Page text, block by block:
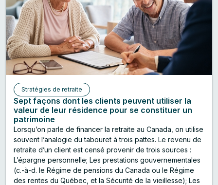
Stratégies de retraite
Sept façons dont les clients peuvent utiliser la
valeur de leur résidence pour se constituer un
patrimoine
Lorsqu’on parle de financer la retraite au Canada, on utilise
souvent l’analogie du tabouret à trois pattes. Le revenu de
retraite d’un client est censé provenir de trois sources :
L’épargne personnelle; Les prestations gouvernementales
(c.-à-d. le Régime de pensions du Canada ou le Régime
des rentes du Québec, et la Sécurité de la vieillesse); Les